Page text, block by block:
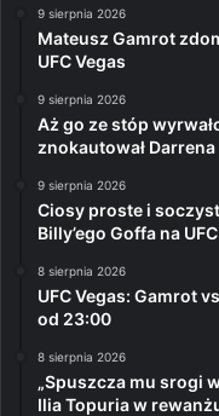
9 sierpnia 2026
Mateusz Gamrot
UFC Vegas
9 sierpnia 2026
Aż go ze stóp
znokautował Darrena
9 sierpnia 2026
Ciosy proste i
Billy’ego Goffa na
8 sierpnia 2026
UFC Vegas: Gamrot
od 23:00
8 sierpnia 2026
„Spuszcza mu srogi
Ilia Topuria w